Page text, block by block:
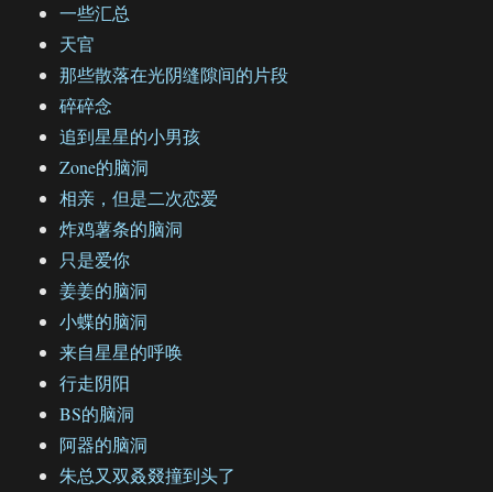
一些汇总
天官
那些散落在光阴缝隙间的片段
碎碎念
追到星星的小男孩
Zone的脑洞
相亲，但是二次恋爱
炸鸡薯条的脑洞
只是爱你
姜姜的脑洞
小蝶的脑洞
来自星星的呼唤
行走阴阳
BS的脑洞
阿器的脑洞
朱总又双叒叕撞到头了